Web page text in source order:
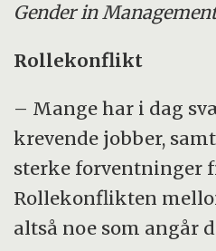
Gender in
Rollekonflikt
– Mange har i dag
krevende jobber,
sterke forventninger
Rollekonflikten
altså noe som angår